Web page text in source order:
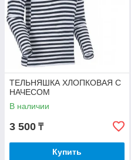
ТЕЛЬНЯШКА ХЛОПКОВАЯ С
НАЧЕСОМ
В наличии
3 500 ₸
Купить